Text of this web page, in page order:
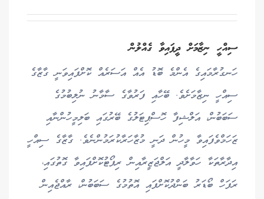
ސިއްހީ ނިޒާމަށް ދީފައިވާ ގެއްލުން
ހަނގުރާމައިގެ އެންމެ ބޮޑު އެއް އަސަރެއް ކޮށްފައިވަނީ ގާޒާގެ
ސިއްހީ ނިޒާމަށެވެ. ބޭހާއި ފަރުވާގެ ސާމާނު ނުލިބުމުގެ
ސަބަބުން، އަލްޝިފާ ހޮސްޕިޓަލުގެ ބޭރުގައި ބަލިމީހުންނާއި
ޒަހަމްވެފައިވާ މީހުން ދަނީ މުޒާހަރާކުރަމުންނެވެ. ގާޒާގެ ސިއްހީ
އިދާރާތަކާ ހަވާލާދީ އަލްޖަޒީރާއިން ރިޕޯޓުކޮށްފައިވާ ގޮތުގައި،
ރަފަހް ބޯޑަރު ބަންދުކޮށްފައި އޮތުމުގެ ސަބަބުން، ރާއްޖެއިން